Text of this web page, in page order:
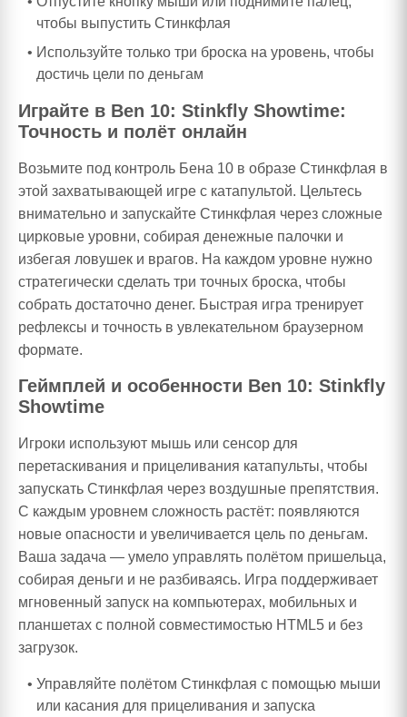
чтобы выпустить Стинкфлая
Используйте только три броска на уровень, чтобы
достичь цели по деньгам
Играйте в Ben 10: Stinkfly Showtime:
Точность и полёт онлайн
Возьмите под контроль Бена 10 в образе Стинкфлая в
этой захватывающей игре с катапультой. Цельтесь
внимательно и запускайте Стинкфлая через сложные
цирковые уровни, собирая денежные палочки и
избегая ловушек и врагов. На каждом уровне нужно
стратегически сделать три точных броска, чтобы
собрать достаточно денег. Быстрая игра тренирует
рефлексы и точность в увлекательном браузерном
формате.
Геймплей и особенности Ben 10: Stinkfly
Showtime
Игроки используют мышь или сенсор для
перетаскивания и прицеливания катапульты, чтобы
запускать Стинкфлая через воздушные препятствия.
С каждым уровнем сложность растёт: появляются
новые опасности и увеличивается цель по деньгам.
Ваша задача — умело управлять полётом пришельца,
собирая деньги и не разбиваясь. Игра поддерживает
мгновенный запуск на компьютерах, мобильных и
планшетах с полной совместимостью HTML5 и без
загрузок.
Управляйте полётом Стинкфлая с помощью мыши
или касания для прицеливания и запуска